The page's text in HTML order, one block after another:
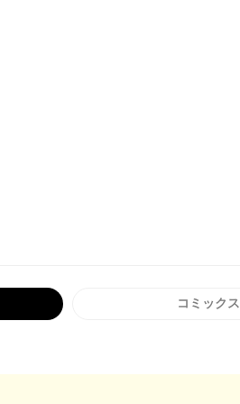
コミックス